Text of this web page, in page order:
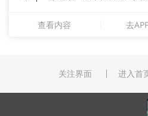
查看内容 去
关注界面 进入首
“锂业双雄”净利齐翻番，扣